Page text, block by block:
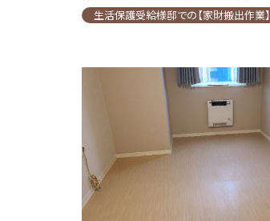
生活保護受給様邸での【家財搬出作業】